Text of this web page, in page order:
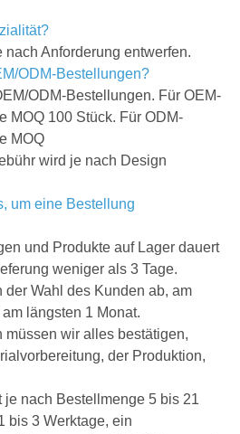
Anforderung entwerfen.
ODM-Bestellungen?
ODM-Bestellungen. Für OEM-
MOQ 100 Stück. Für ODM-
MOQ
wird je nach Design
um eine Bestellung
und Produkte auf Lager dauert
weniger als 3 Tage.
der Wahl des Kunden ab, am
längsten 1 Monat.
müssen wir alles bestätigen,
der Produktion,
je nach Bestellmenge 5 bis 21
bis 3 Werktage, ein